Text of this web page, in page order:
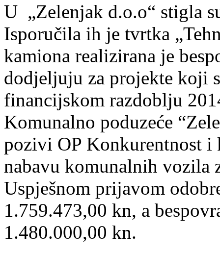
U „Zelenjak d.o.o“ stigla
Isporučila ih je tvrtka
kamiona realizirana je
dodjeljuju za projekte koji
financijskom razdoblju
Komunalno poduzeće
pozivi OP Konkurentnost i
nabavu komunalnih vozila
Uspješnom prijavom
1.759.473,00 kn, a
1.480.000,00 kn.